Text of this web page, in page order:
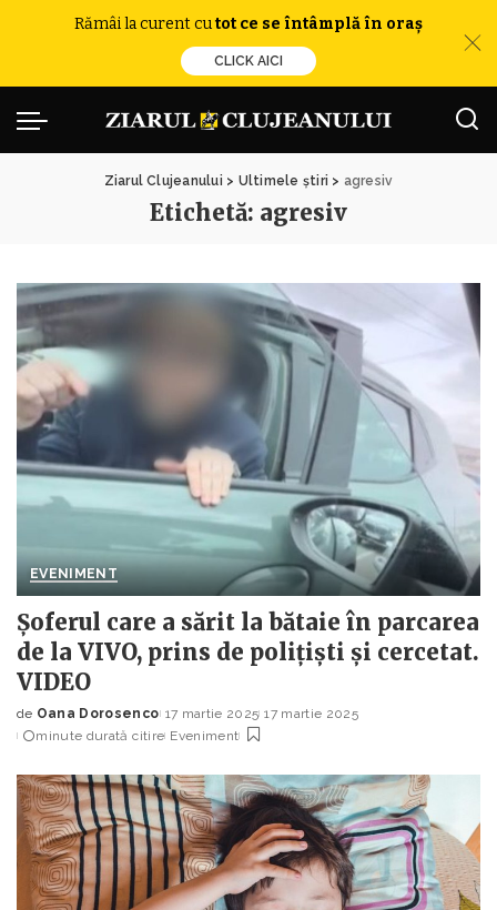
Rămâi la curent cutot ce se întâmplă în oraș
CLICK AICI
Ziarul Clujeanului > Ultimele știri > agresiv
Etichetă: agresiv
EVENIMENT
Șoferul care a sărit la bătaie în parcarea
de la VIVO, prins de polițiști și cercetat.
VIDEO
Posted
by
de Oana Dorosenco 17 martie 2025 17 martie 2025
minute durată citire Eveniment